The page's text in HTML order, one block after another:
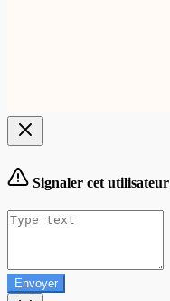
Signaler cet utilisateur
Envoyer